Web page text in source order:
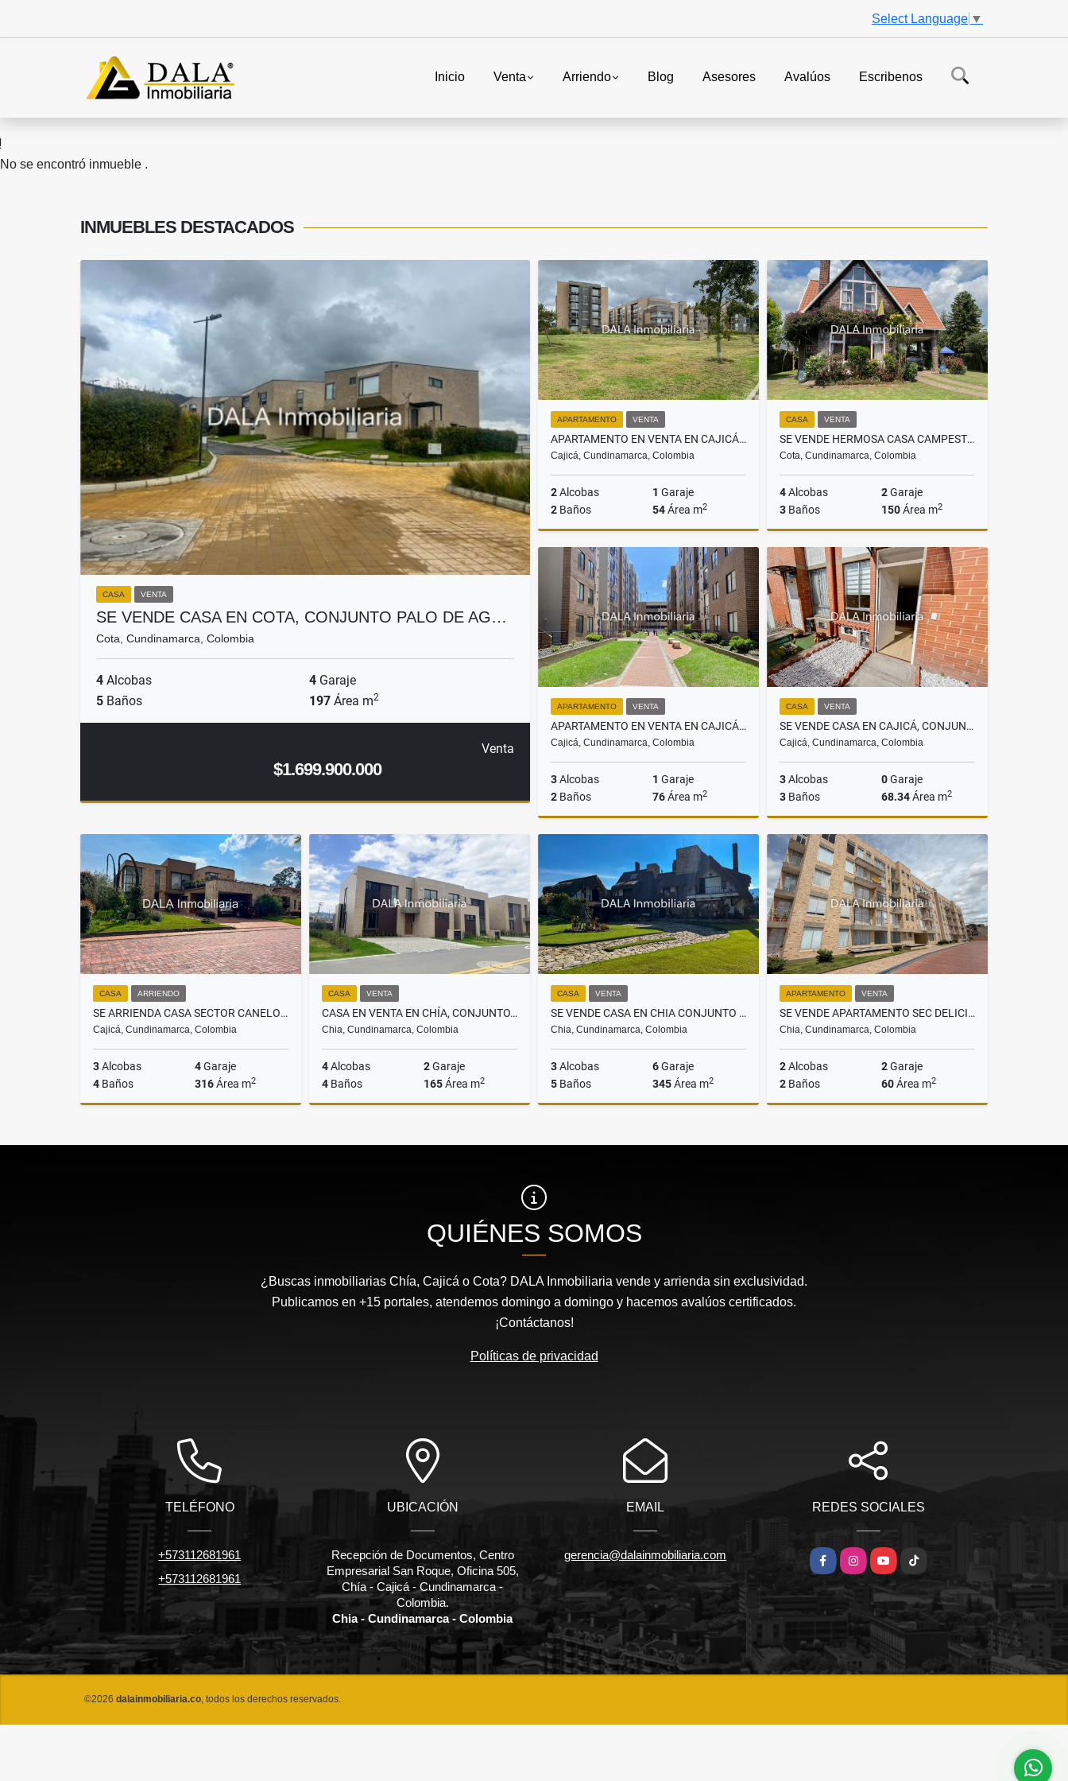
Select Language ▼
Inicio Venta Arriendo Blog Asesores Avalúos Escribenos
No se encontró inmueble .
INMUEBLES DESTACADOS
CASA VENTA
SE VENDE CASA EN COTA, CONJUNTO PALO DE AG…
Cota, Cundinamarca, Colombia
4 Alcobas 4 Garaje
5 Baños 197 Área m2
Venta
$1.699.900.000
APARTAMENTO VENTA
APARTAMENTO EN VENTA EN CAJICÁ RESERVA DEL LAGO. INMOBILIARIAS CAJICÁ
Cajicá, Cundinamarca, Colombia
2Alcobas 1 Garaje
2 Baños 54Área m2
Venta
$329.900.000
CASA VENTA
SE VENDE HERMOSA CASA CAMPESTRE EN COTA. INMOBILIARIAS COTA
Cota, Cundinamarca, Colombia
4Alcobas 2Garaje
3 Baños 150Área m2
Venta
$799.800.000
APARTAMENTO VENTA
APARTAMENTO EN VENTA EN CAJICÁ CENTRO. INMOBILIARIAS CAJICÁ
Cajicá, Cundinamarca, Colombia
3Alcobas 1 Garaje
2 Baños 76Área m2
Venta
$389.900.000
CASA VENTA
SE VENDE CASA EN CAJICÁ, CONJUNTO CANDELARIA 1
Cajicá, Cundinamarca, Colombia
3Alcobas 0Garaje
3 Baños 68.34Área m2
Venta
$259.600.000
CASA ARRIENDO
SE ARRIENDA CASA SECTOR CANELON EN CAJICA
Cajicá, Cundinamarca, Colombia
3Alcobas 4Garaje
4 Baños 316Área m2
$11.000.000
CASA VENTA
CASA EN VENTA EN CHÍA, CONJUNTO, HACIENDA SAMARIA, INMOBILIARIAS CHÍA
Chia, Cundinamarca, Colombia
4Alcobas 2Garaje
4 Baños 165Área m2
$1.290.000.000
CASA VENTA
SE VENDE CASA EN CHIA CONJUNTO GRANJAS DE LA BALSA, INMOBILIARIAS CHÍA
Chia, Cundinamarca, Colombia
3Alcobas 6Garaje
5 Baños 345Área m2
$3.099.800.000
APARTAMENTO VENTA
SE VENDE APARTAMENTO SEC DELICIAS EN CHIA. INMOBILIARIAS CHÍA
Chia, Cundinamarca, Colombia
2Alcobas 2Garaje
2 Baños 60Área m2
$339.900.000
QUIÉNES SOMOS
¿Buscas inmobiliarias Chía, Cajicá o Cota? DALA Inmobiliaria vende y arrienda sin exclusividad.
Publicamos en +15 portales, atendemos domingo a domingo y hacemos avalúos certificados.
¡Contáctanos!
Políticas de privacidad
TELÉFONO
+573112681961
+573112681961
UBICACIÓN
Recepción de Documentos, Centro
Empresarial San Roque, Oficina 505,
Chía - Cajicá - Cundinamarca -
Colombia.
Chia - Cundinamarca - Colombia
EMAIL
gerencia@dalainmobiliaria.com
REDES SOCIALES
FacebookInstagramYouTube
TikTok
©2026 dalainmobiliaria.co, todos los derechos reservados.